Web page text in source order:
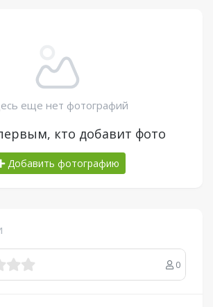
еще нет фотографий
кто добавит фото
Добавить фотографию
0